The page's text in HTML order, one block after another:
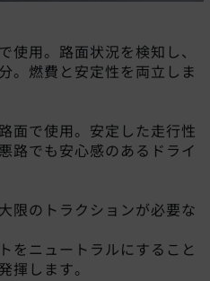
使用。路面状況を検知し、
。燃費と安定性を両立しま
面で使用。安定した走行性
路でも安心感のあるドライ
限のトラクションが必要な
をニュートラルにすること
揮します。